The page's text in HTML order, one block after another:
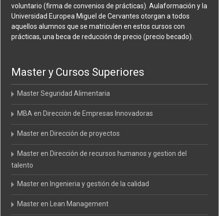
voluntario (firma de convenios de prácticas). Aulaformación y la
Universidad Europea Miguel de Cervantes otorgan a todos
aquellos alumnos que se matriculen en estos cursos con
prácticas, una beca de reducción de precio (precio becado).
Master y Cursos Superiores
Master Seguridad Alimentaria
MBA en Dirección de Empresas Innovadoras
Master en Dirección de proyectos
Master en Dirección de recursos humanos y gestion del
talento
Master en Ingenieria y gestión de la calidad
Master en Lean Management